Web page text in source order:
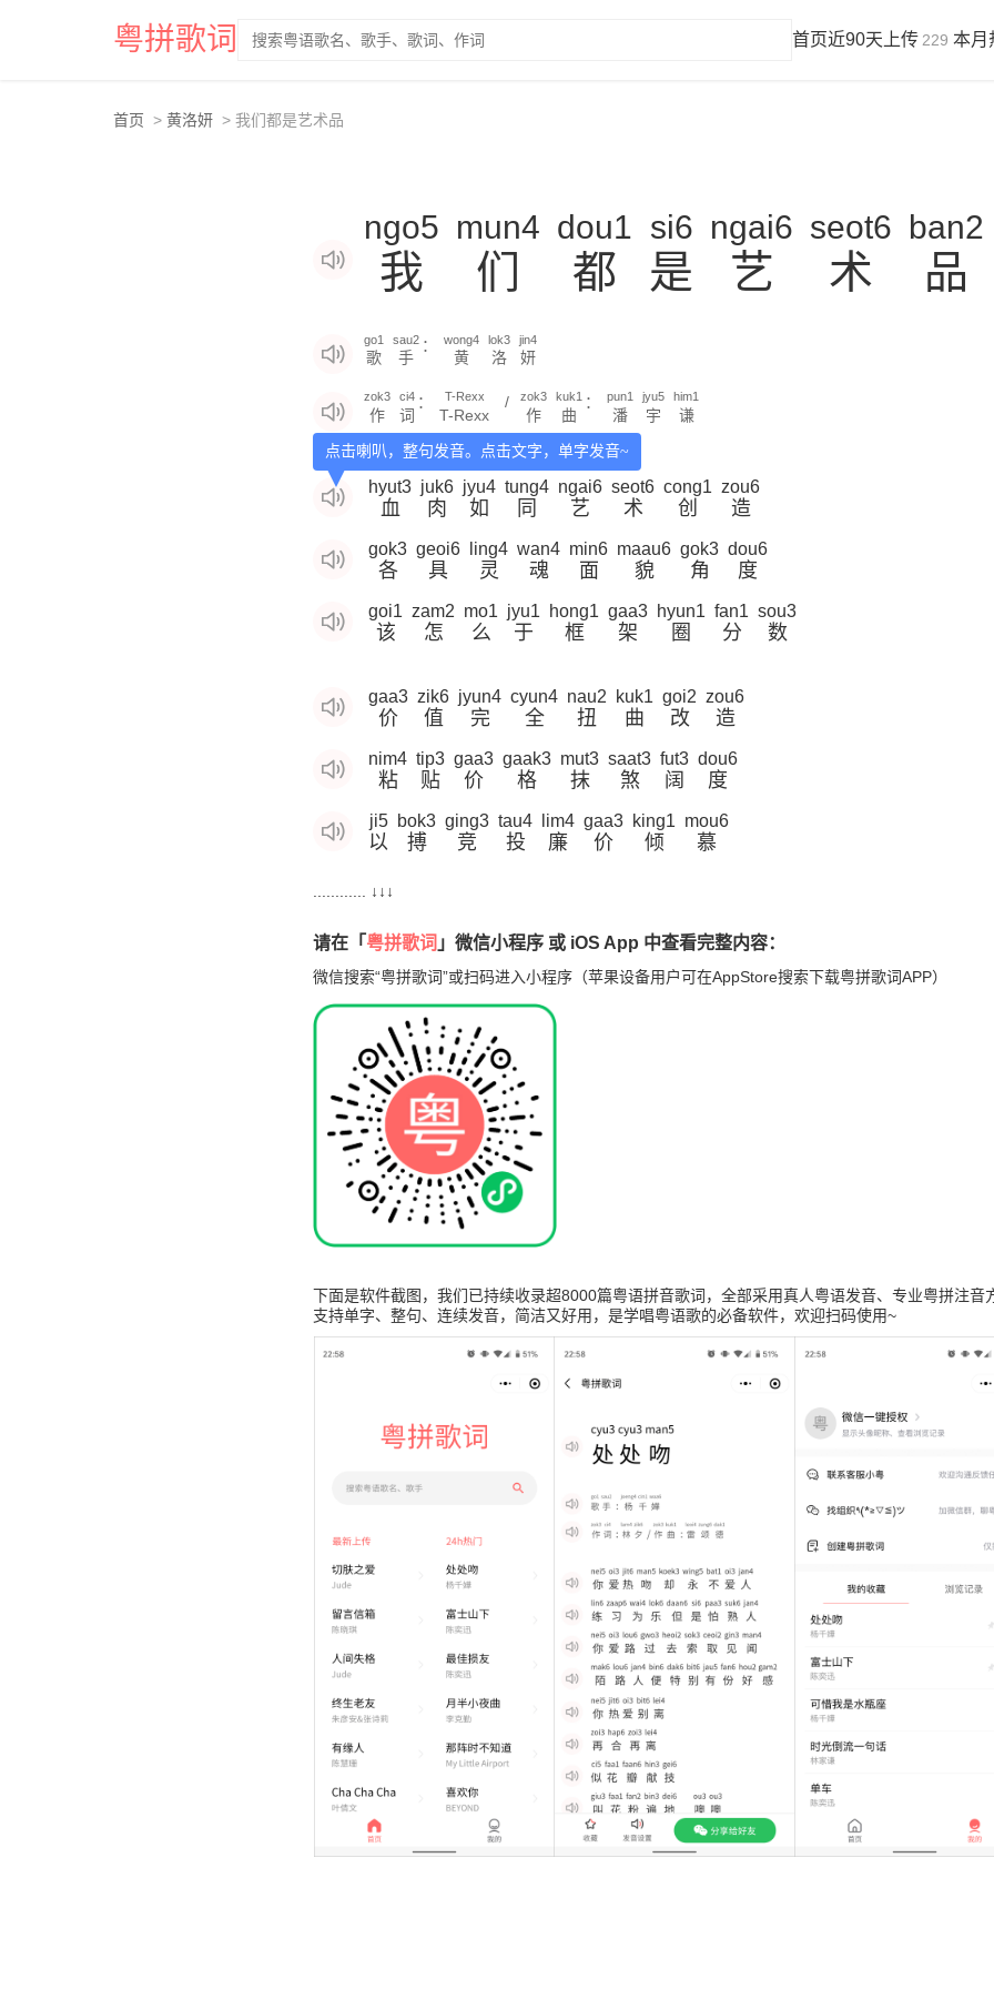
粤拼歌词 首页近90天上传 229 本月
首页 黄洛妍 我们都是艺术品
我
ngo5
们
mun4
都
dou1
是
si6
艺
ngai6
术
seot6
品
ban2
歌
go1
手
sau2 ：
黄
wong4
洛
lok3
妍
jin4
作
zok3
词
ci4 ：
T-Rexx
T-Rexx /
作
zok3
曲
kuk1 ：
潘
pun1
宇
jyu5
谦
him1
点击喇叭，整句发音。点击文字，单字发音~
血
hyut3
肉
juk6
如
jyu4
同
tung4
艺
ngai6
术
seot6
创
cong1
造
zou6
各
gok3
具
geoi6
灵
ling4
魂
wan4
面
min6
貌
maau6
角
gok3
度
dou6
该
goi1
怎
zam2
么
mo1
于
jyu1
框
hong1
架
gaa3
圈
hyun1
分
fan1
数
sou3
价
gaa3
值
zik6
完
jyun4
全
cyun4
扭
nau2
曲
kuk1
改
goi2
造
zou6
粘
nim4
贴
tip3
价
gaa3
格
gaak3
抹
mut3
煞
saat3
阔
fut3
度
dou6
以
ji5
搏
bok3
竞
ging3
投
tau4
廉
lim4
价
gaa3
倾
king1
慕
mou6
............ ↓↓↓
请在「 粤拼歌词 」微信小程序 或 iOS App 中查看完整内容：
微信搜索“粤拼歌词”或扫码进入小程序（苹果设备用户可在AppStore搜索下载粤拼歌词APP）
下面是软件截图，我们已持续收录超8000篇粤语拼音歌词，全部采用真人粤语发音、专业粤拼注音
支持单字、整句、连续发音，简洁又好用，是学唱粤语歌的必备软件，欢迎扫码使用~